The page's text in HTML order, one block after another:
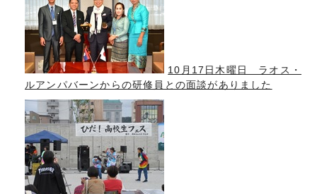
10月17日木曜日 ラオス・
ルアンパバーンからの研修員との面談がありました